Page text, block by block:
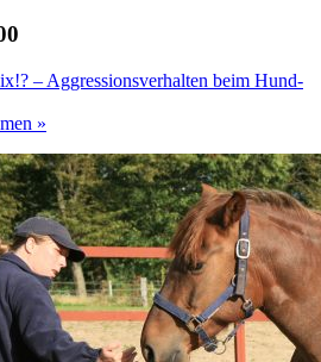
– Aggressionsverhalten beim Hund-
»